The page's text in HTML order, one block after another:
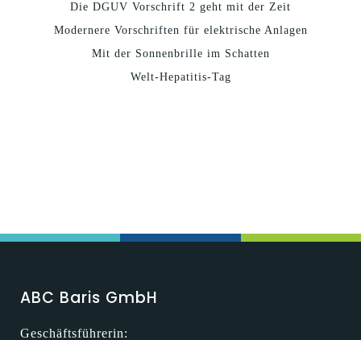
Die DGUV Vorschrift 2 geht mit der Zeit
Modernere Vorschriften für elektrische Anlagen
Mit der Sonnenbrille im Schatten
Welt-Hepatitis-Tag
ABC Baris GmbH
Geschäftsführerin: